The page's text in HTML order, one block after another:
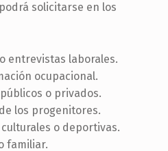
solicitarse en los
entrevistas laborales.
ocupacional.
o privados.
los progenitores.
o deportivas.
familiar.